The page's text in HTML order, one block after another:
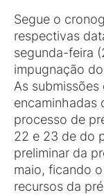
Segue o
respectivas
segunda-feira
impugnação
As
encaminhadas
processo de
22 e 23 de do
preliminar da
maio, ficando
recursos da